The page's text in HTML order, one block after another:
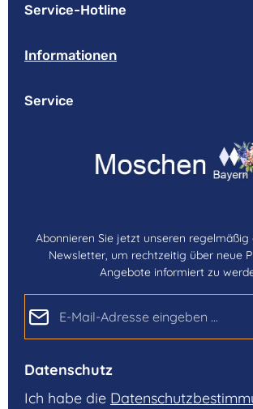
Service-Hotline
Informationen
Service
Abonnieren Sie jetzt unseren regelmäßig
Newsletter, um rechtzeitig über neue
Angebote informiert zu
Datenschutz
Ich habe die